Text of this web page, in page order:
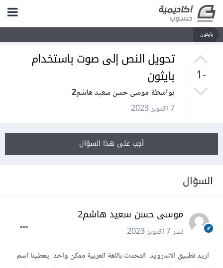
بايثون
-1
تحويل النص إلى صوت باستخدام
بايثون
بواسطة موسى حسن سعيد هاشم2
7 أكتوبر 2023
أجب على هذا السؤال
السؤال
موسى حسن سعيد هاشم2
نشر7 أكتوبر 2023
اريد تطبيق الاندرويد التحدث باللغة العربية ممكن واحد يعطينا اسم